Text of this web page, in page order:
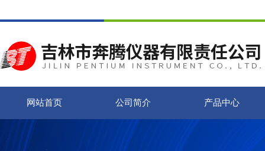
网站首页 公司简介 产品中心